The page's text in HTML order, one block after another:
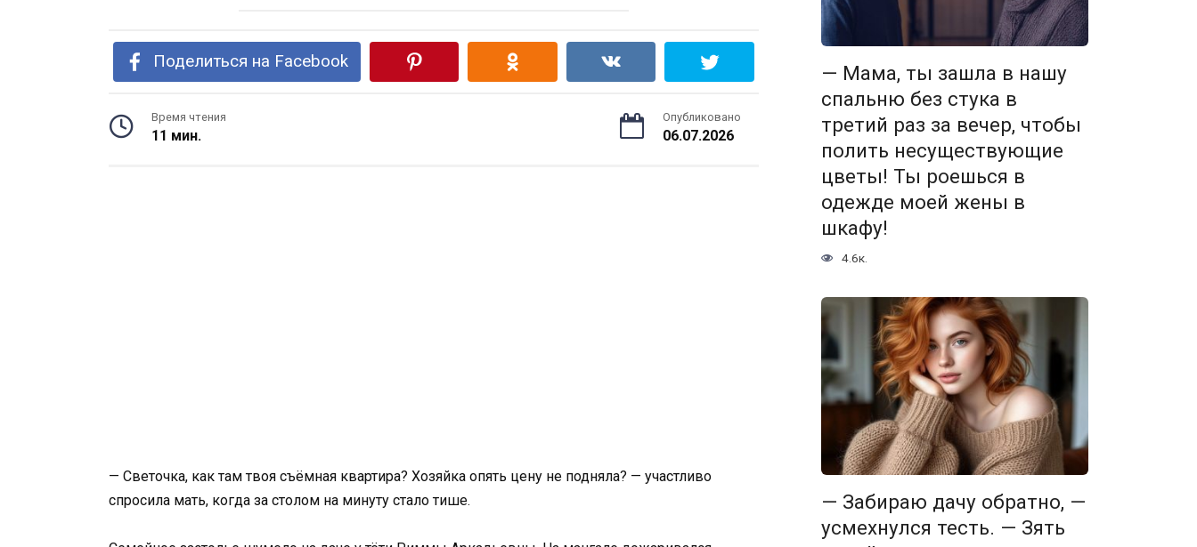
Поделиться на Facebook
Время чтения
11 мин.
Опубликовано
06.07.2026
— Светочка, как там твоя съёмная квартира? Хозяйка опять цену не подняла? — участливо
спросила мать, когда за столом на минуту стало тише.
— Мама, ты зашла в нашу
спальню без стука в
третий раз за вечер, чтобы
полить несуществующие
цветы! Ты роешься в
одежде моей жены в
шкафу!
4.6к.
— Забираю дачу обратно, —
усмехнулся тесть. — Зять